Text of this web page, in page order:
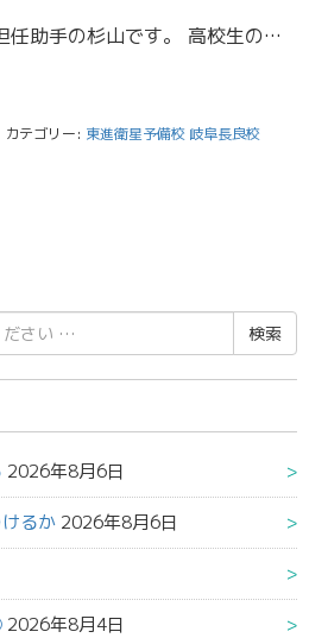
こんにちは。 担任助手の杉山です。 高校生の皆さんは夏休みに入って2週間ほど経ったでしょうか？ 僕はというと、今週から夏休みが無事スタートしました！ 大須賀先生も書いていましたが、来週から鹿児島で夏の大会があるので、 明 […]
カテゴリー: 東進衛星予備校 岐阜長良校
2026年8月6日
るか 2026年8月6日
2026年8月4日